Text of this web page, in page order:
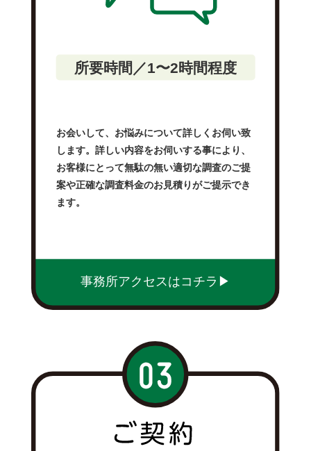
所要時間／1〜2時間程度
お会いして、お悩みについて詳しくお伺い致
します。詳しい内容をお伺いする事により、
お客様にとって無駄の無い適切な調査のご提
案や正確な調査料金のお見積りがご提示でき
ます。
事務所アクセスはコチラ▶︎